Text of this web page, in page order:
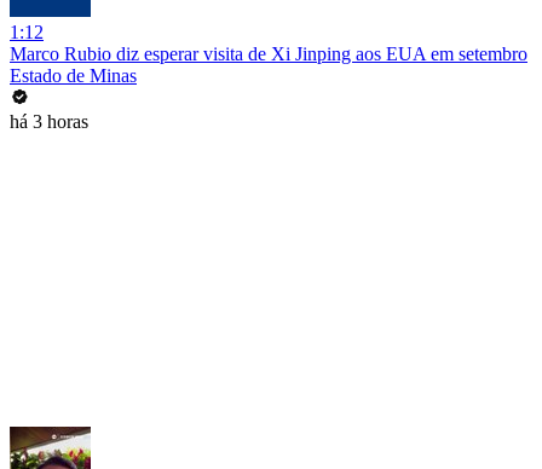
1:12
Marco Rubio diz esperar visita de Xi Jinping aos EUA em setembro
Estado de Minas
há 3 horas